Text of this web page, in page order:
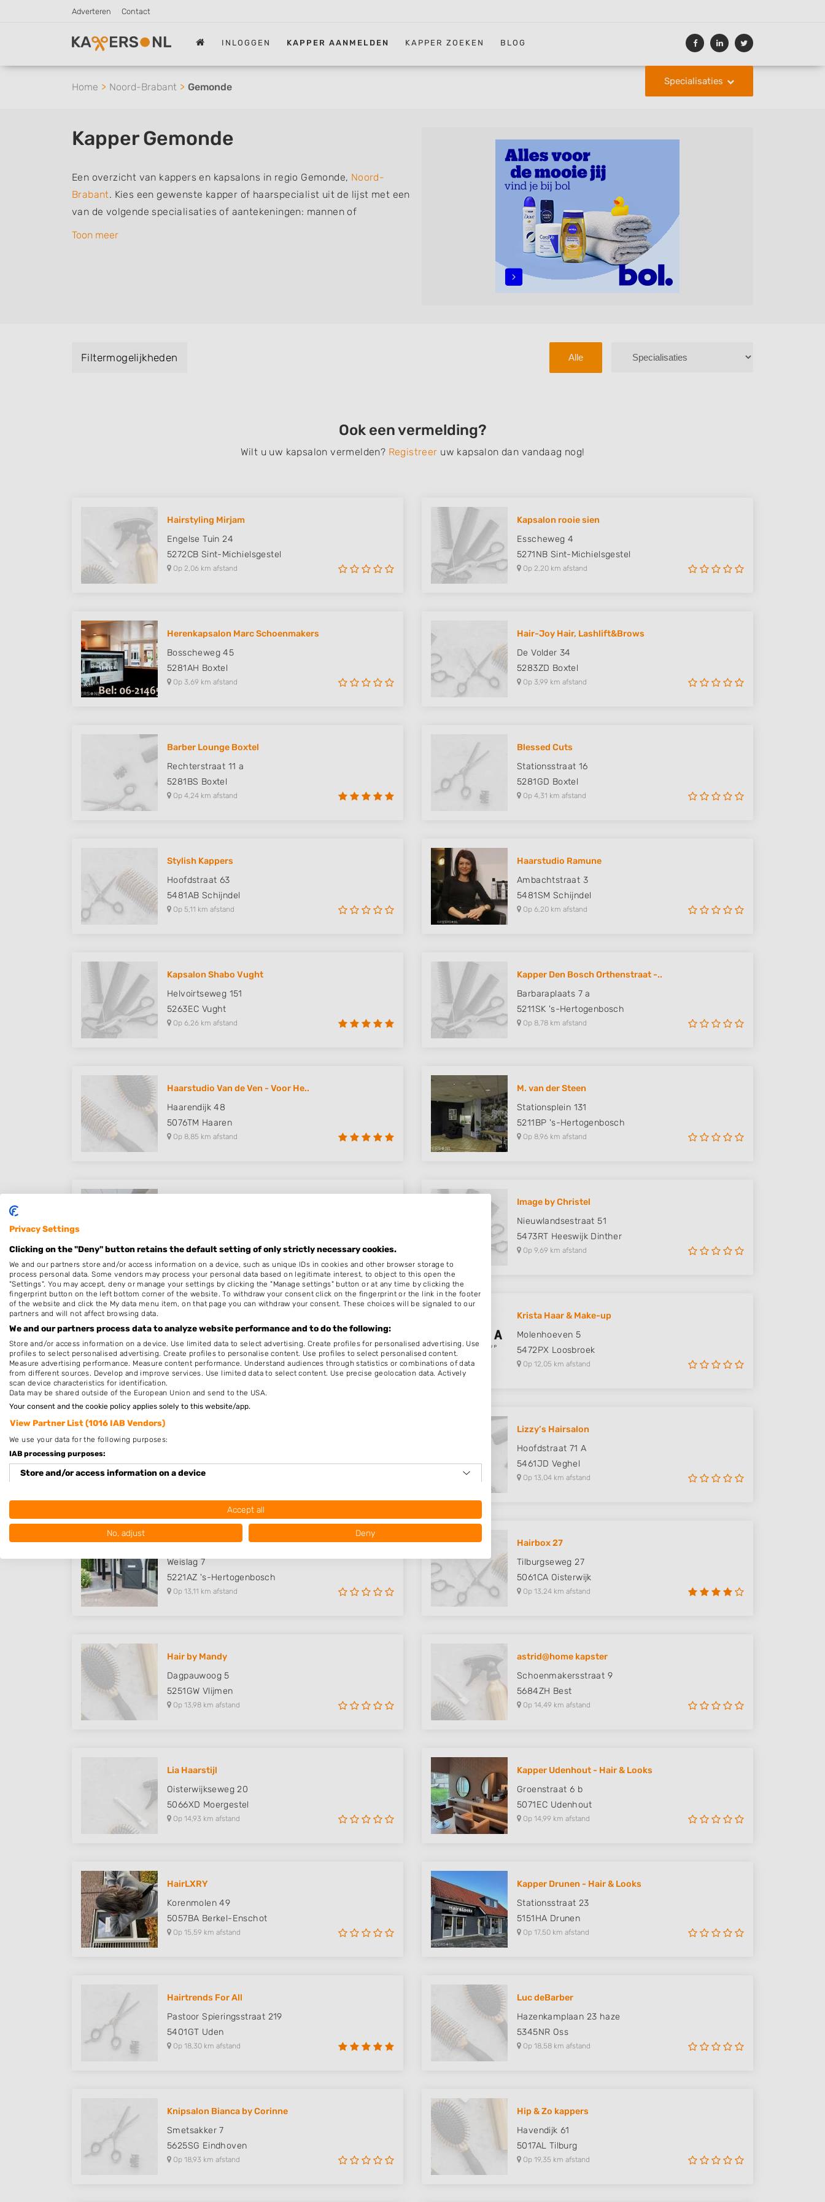
Adverteren Contact
INLOGGEN KAPPER AANMELDEN KAPPER ZOEKEN BLOG
Specialisaties
Home Noord-Brabant Gemonde
Kapper Gemonde
Een overzicht van kappers en kapsalons in regio Gemonde, Noord-
Brabant. Kies een gewenste kapper of haarspecialist uit de lijst met een
van de volgende specialisaties of aantekeningen: mannen of
herenkapper, vrouwen of dameskapper, kinderkapper, thuiskapper,
iedere wijk (noord, oost, zuid, west en het centrum) van Gemonde.
Toon meer
Filtermogelijkheden Alle
Ook een vermelding?
Wilt u uw kapsalon vermelden? Registreer uw kapsalon dan vandaag nog!
Hairstyling Mirjam
Engelse Tuin 24
5272CB Sint-Michielsgestel
Op 2,06 km afstand
Kapsalon rooie sien
Esscheweg 4
5271NB Sint-Michielsgestel
Op 2,20 km afstand
Herenkapsalon Marc Schoenmakers
Bosscheweg 45
5281AH Boxtel
Op 3,69 km afstand
Hair-Joy Hair, Lashlift&Brows
De Volder 34
5283ZD Boxtel
Op 3,99 km afstand
Barber Lounge Boxtel
Rechterstraat 11 a
5281BS Boxtel
Op 4,24 km afstand
Blessed Cuts
Stationsstraat 16
5281GD Boxtel
Op 4,31 km afstand
Stylish Kappers
Hoofdstraat 63
5481AB Schijndel
Op 5,11 km afstand
Haarstudio Ramune
Ambachtstraat 3
5481SM Schijndel
Op 6,20 km afstand
Kapsalon Shabo Vught
Helvoirtseweg 151
5263EC Vught
Op 6,26 km afstand
Kapper Den Bosch Orthenstraat -..
Barbaraplaats 7 a
5211SK 's-Hertogenbosch
Op 8,78 km afstand
Haarstudio Van de Ven - Voor He..
Haarendijk 48
5076TM Haaren
Op 8,85 km afstand
M. van der Steen
Stationsplein 131
5211BP 's-Hertogenbosch
Op 8,96 km afstand
Op 9,01 km afstand
Image by Christel
Nieuwlandsestraat 51
5473RT Heeswijk Dinther
Op 9,69 km afstand
Spoorlaan 128
5061HD Oisterwijk
Op 11,78 km afstand
Krista Haar & Make-up
Molenhoeven 5
5472PX Loosbroek
Op 12,05 km afstand
5688VV Oirschot
Op 12,86 km afstand
Lizzy’s Hairsalon
Hoofdstraat 71 A
5461JD Veghel
Op 13,04 km afstand
Mohair by Angélique
Weislag 7
5221AZ 's-Hertogenbosch
Op 13,11 km afstand
Hairbox 27
Tilburgseweg 27
5061CA Oisterwijk
Op 13,24 km afstand
Hair by Mandy
Dagpauwoog 5
5251GW Vlijmen
Op 13,98 km afstand
astrid@home kapster
Schoenmakersstraat 9
5684ZH Best
Op 14,49 km afstand
Lia Haarstijl
Oisterwijkseweg 20
5066XD Moergestel
Op 14,93 km afstand
Kapper Udenhout - Hair & Looks
Groenstraat 6 b
5071EC Udenhout
Op 14,99 km afstand
HairLXRY
Korenmolen 49
5057BA Berkel-Enschot
Op 15,59 km afstand
Kapper Drunen - Hair & Looks
Stationsstraat 23
5151HA Drunen
Op 17,50 km afstand
Hairtrends For All
Pastoor Spieringsstraat 219
5401GT Uden
Op 18,30 km afstand
Luc deBarber
Hazenkamplaan 23 haze
5345NR Oss
Op 18,58 km afstand
Knipsalon Bianca by Corinne
Smetsakker 7
5625SG Eindhoven
Op 18,93 km afstand
Hip & Zo kappers
Havendijk 61
5017AL Tilburg
Op 19,35 km afstand
Privacy Settings
Clicking on the "Deny" button retains the default setting of only strictly necessary cookies.
We and our partners store and/or access information on a device, such as unique IDs in cookies and other browser storage to
process personal data. Some vendors may process your personal data based on legitimate interest, to object to this open the
"Settings". You may accept, deny or manage your settings by clicking the "Manage settings" button or at any time by clicking the
fingerprint button on the left bottom corner of the website. To withdraw your consent click on the fingerprint or the link in the footer
of the website and click the My data menu item, on that page you can withdraw your consent. These choices will be signaled to our
partners and will not affect browsing data.
We and our partners process data to analyze website performance and to do the following:
Store and/or access information on a device. Use limited data to select advertising. Create profiles for personalised advertising. Use
profiles to select personalised advertising. Create profiles to personalise content. Use profiles to select personalised content.
Measure advertising performance. Measure content performance. Understand audiences through statistics or combinations of data
from different sources. Develop and improve services. Use limited data to select content. Use precise geolocation data. Actively
scan device characteristics for identification.
Data may be shared outside of the European Union and send to the USA.
Your consent and the cookie policy applies solely to this website/app.
View Partner List (1016 IAB Vendors)
We use your data for the following purposes:
IAB processing purposes:
Store and/or access information on a device
Create profiles for personalised advertising
Create profiles to personalise content
Use profiles to select personalised content
Measure content performance
Understand audiences through statistics or combinations of data from different
Develop and improve services
Identify devices based on information actively requested
Accept all
No, adjust Deny